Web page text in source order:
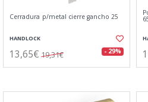
Cerradura p/metal cierre gancho 25
HANDLOCK
13,65€ 19,31€ - 29%